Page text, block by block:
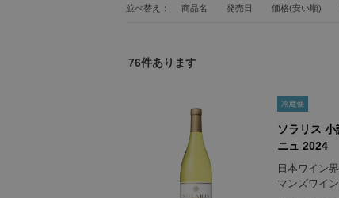
並べ替え： 商品名 発売日 価格(安い順)
76件あります
ソラリス
ニュ 2024
日本ワイン
マンズワイ